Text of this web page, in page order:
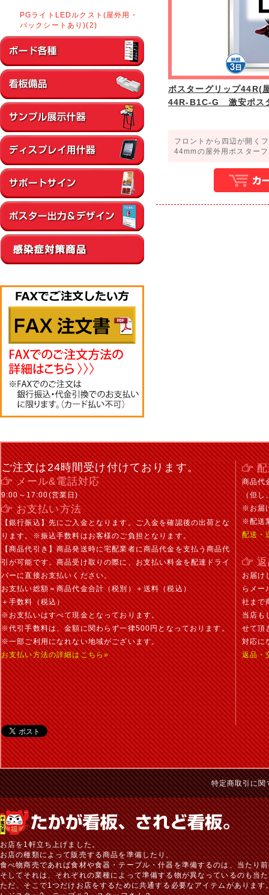
PGライトLEDルクスト(屋外用・
パックシートあり)(2)
ポスターグリップ44R(
44R-B1C-G 激安ポス
フロントから四辺が開く
44mmの屋外用ポスター
ご注文は24時間受け付けております。
メール&電話対応
9:00～17:00(営業日)
お支払い方法
【銀行振込】先にご入金となります。ご入金を確認後の出荷とな
ります。※振込手数料はお客様のご負担となります。
【商品代引き】商品発送時に宅配業者に商品代金を支払う商品代
引が可能です。商品受け取りの際に、お支払い料金を配達ドライ
バーに直接お支払いください。
お支払い総額＝商品代金合計（税別）＋送料（税込）
＋手数料（税込）
※お支払いはすべて現金となっております。
※代引手数料は、金額に関わらず一律500円となっております。
※一部ご利用になれない地域がございます。
お支払い方法の詳細はこちら»
商品代
（但し
※お届
※配送
配送・
お届け
らメー
社まで
当店も
せて頂
対応に
返品・
特定商取引に関
お店を1軒立ち上げました。
お店の種類によって販売する商品を準備したり、
食べ物商売であれば食材や食器・テーブル・什器を準備するのは、当たり
そしてそれは、それぞれの業種によって準備する物が異なっているのも当
ただ、そこで1つだけお店をするために共通する必要なアイテムがあります